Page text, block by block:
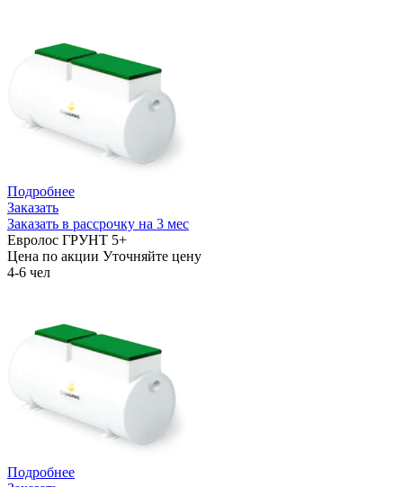
Подробнее
Заказать
Заказать в рассрочку на 3 мес
Евролос ГРУНТ 5+
Цена по акции Уточняйте цену
4-6 чел
Подробнее